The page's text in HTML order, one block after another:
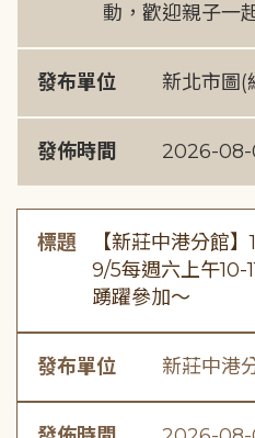
動，歡迎親子一
發布單位 新北市圖(
發佈時間 2026-
標題
【新莊中港分館
9/5每週六上午10-
踴躍參加～
發布單位 新莊中港